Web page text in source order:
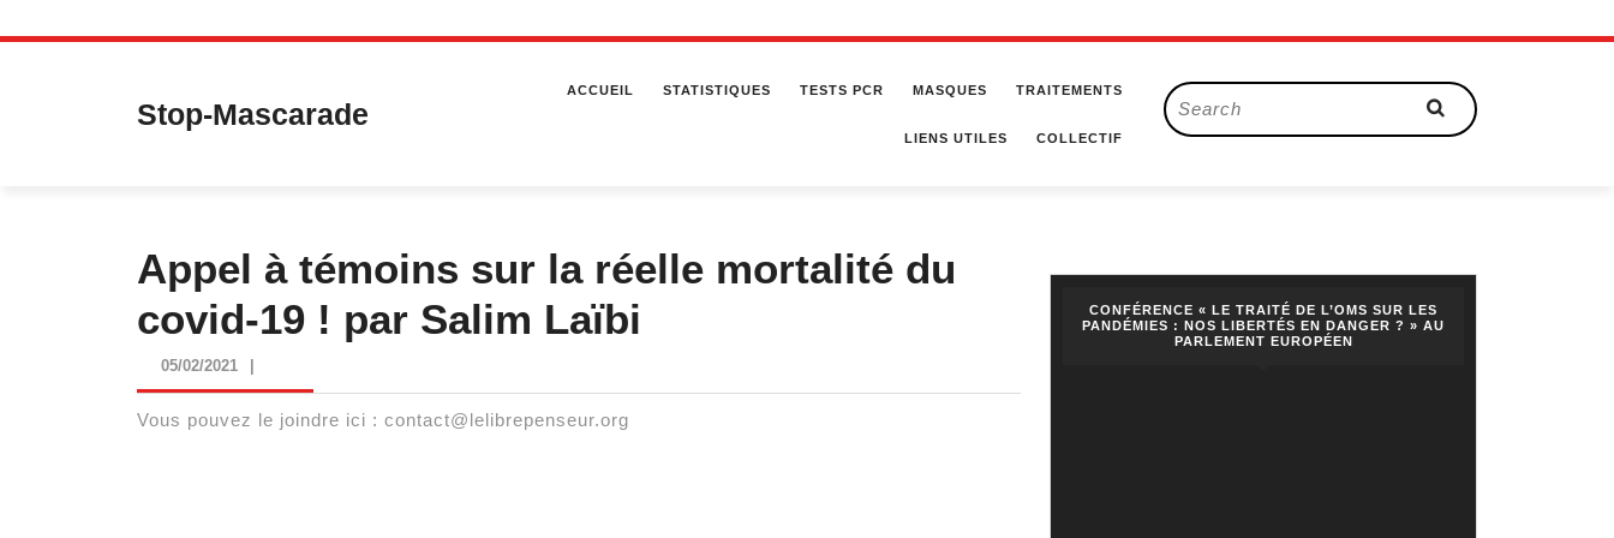
Skip
Stop-Mascarade
ACCUEIL STATISTIQUES TESTS PCR MASQUES TRAITEMENTS
LIENS UTILES COLLECTIF
Search
for:
Appel à témoins sur la réelle mortalité du
covid-19 ! par Salim Laïbi
05/02/202105/02/2021
Vous pouvez le joindre ici : contact@lelibrepenseur.org
CONFÉRENCE « LE TRAITÉ DE L’OMS SUR LES
PANDÉMIES : NOS LIBERTÉS EN DANGER ? » AU
PARLEMENT EUROPÉEN